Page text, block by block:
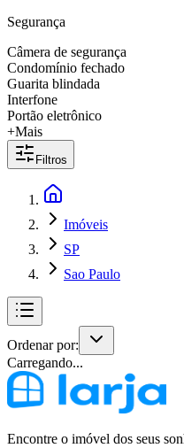
Segurança
Câmera de segurança
Condomínio fechado
Guarita blindada
Interfone
Portão eletrônico
+Mais
Filtros
Imóveis
SP
Sao Paulo
Ordenar por:
Carregando...
Encontre o imóvel dos seus